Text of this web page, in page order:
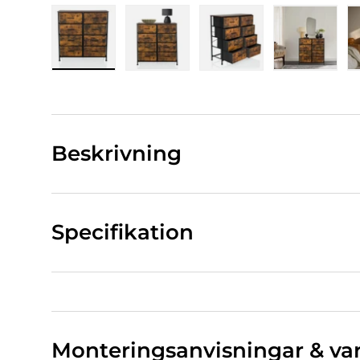
Beskrivning
Specifikation
Monteringsanvisningar &